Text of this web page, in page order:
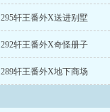
295轩王番外X送进别墅
292轩王番外X奇怪册子
289轩王番外X地下商场